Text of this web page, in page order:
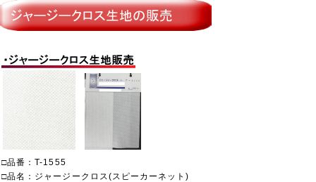
□品番：T-1555
□品名：ジャージークロス(スピーカーネット)